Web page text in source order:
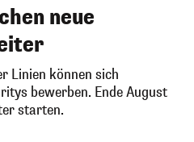
neue
Linien können sich
bewerben. Ende August
starten.